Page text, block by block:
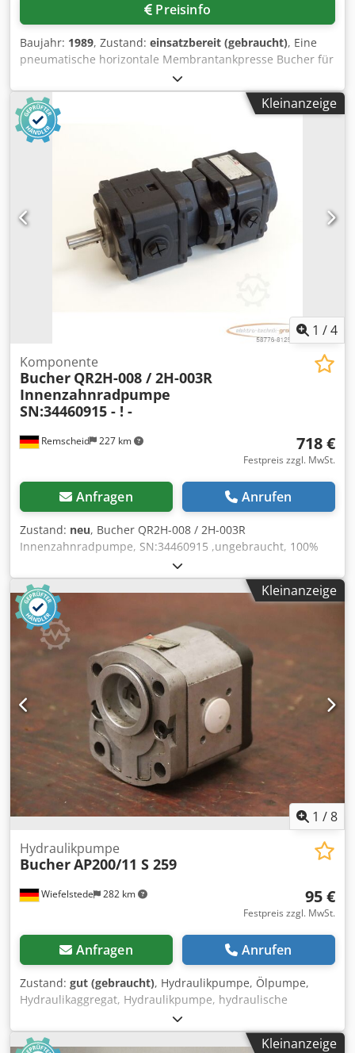
Preisinfo
Baujahr: 1989, Zustand: einsatzbereit (gebraucht), Eine
pneumatische horizontale Membrantankpresse Bucher für
die Lebensmittelindustrie steht zur Verfügung.
Nennvolumen: 100hl, max. Durchsatzleistung (Trauben):
6000kg/Charge, Maschinendimensionen X/Y/Z: ca.
6300mm/2200mm/2250mm, Gewicht: ca. 5000kg. Inklusive
zentraler Befüllung und Abtropfwanne. Eine Besichtigung
vor Ort ist möglich. Dedpfx Aszl U Nhjcmeck
Kleinanzeige
1 /4
Remscheid 227 km
Komponente
Bucher QR2H-008 / 2H-003R
Innenzahnradpumpe
SN:34460915 - ! -
718 €
Festpreis zzgl. MwSt.
Anfragen Anrufen
Zustand: neu, Bucher QR2H-008 / 2H-003R
Innenzahnradpumpe, SN:34460915 ,ungebraucht, 100%
funktionsfähig, Lieferumfang gem. Fotos Dsdpfoi D Ulvjx
Acmjck
Kleinanzeige
1 /8
Wiefelstede 282 km
Hydraulikpumpe
BucherAP200/11 S 259
95 €
Festpreis zzgl. MwSt.
Anfragen Anrufen
Zustand: gut (gebraucht), Hydraulikpumpe, Ölpumpe,
Hydraulikaggregat, Hydraulikpumpe, hydraulische
Pumpe,Fahrmotor, Antriebsmotor, Zahnradpumpe, Gear
Pump -Hersteller: Bucher, Hydraulikpumpe
Zahnradpumpe Dcedpfx Ajvwkh Uecmek -Typ: AP200/11.5
Kleinanzeige